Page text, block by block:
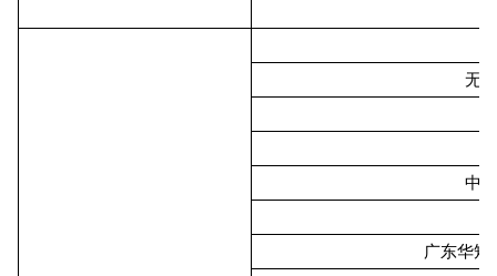
无
中
广东华矩